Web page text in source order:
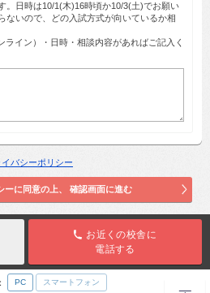
。日時は10/1(木)16時頃か10/3(土)でお願い
ないので、どの入試方式が向いているか相
イン）・日時・相談内容があればご記入く
イバシーポリシー
お近くの校舎に
電話する
PC スマートフォン